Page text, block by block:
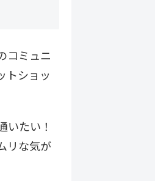
コミュニ
トショッ
いたい！
リな気が